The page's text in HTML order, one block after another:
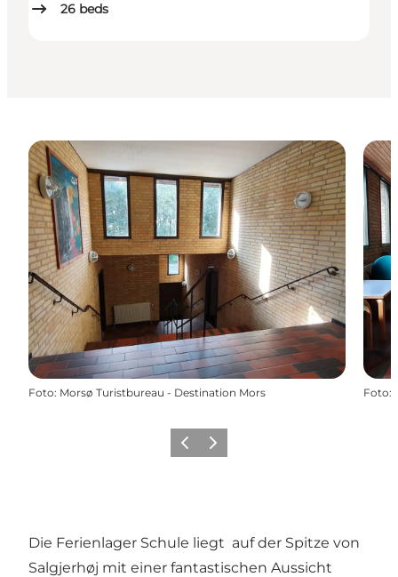
26 beds
Foto: Morsø Turistbureau - Destination Mors Foto:
Vorherige Folie
Nächste Folie
Die Ferienlager Schule liegt auf der Spitze von
Salgjerhøj mit einer fantastischen Aussicht